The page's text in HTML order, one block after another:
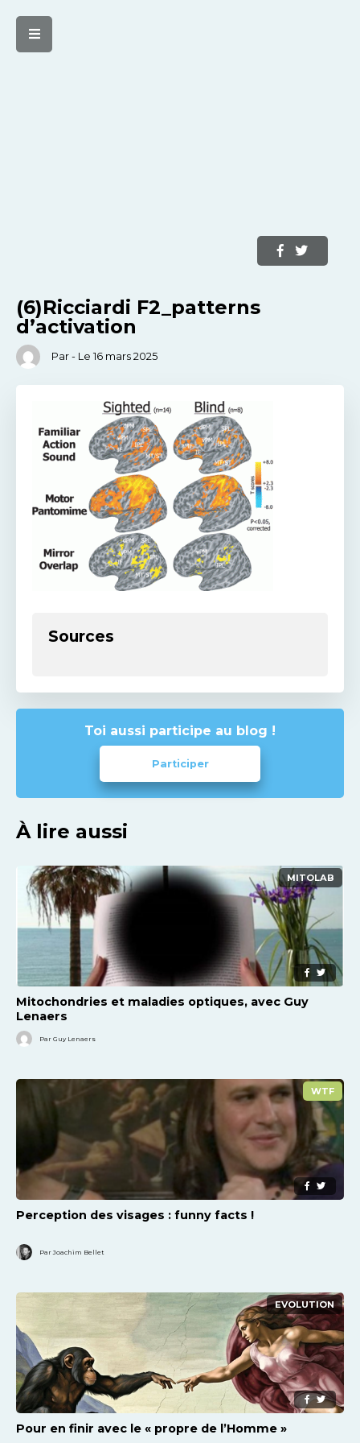
(6)Ricciardi F2_patterns
d’activation
Par - Le 16 mars 2025
Sources
Toi aussi participe au blog !
Participer
À lire aussi
MITOLAB
Mitochondries et maladies optiques, avec Guy
Lenaers
Par Guy Lenaers
WTF
Perception des visages : funny facts !
Par Joachim Bellet
EVOLUTION
Pour en finir avec le « propre de l’Homme »